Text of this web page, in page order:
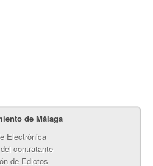
de Málaga
Electrónica
contratante
de Edictos